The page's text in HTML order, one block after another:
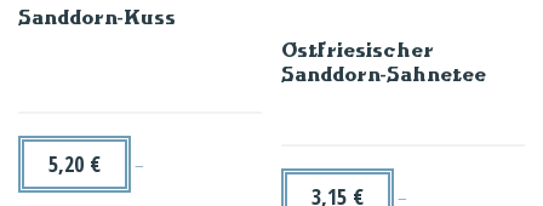
Sanddorn-Kuss
5,20 € –
Ostfriesischer
Sanddorn-Sahnetee
3,15 € –